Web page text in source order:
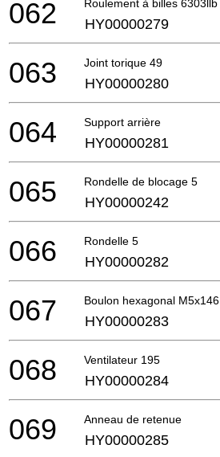
Roulement à billes 6303llb
062 HY00000279
Joint torique 49
063 HY00000280
Support arrière
064 HY00000281
Rondelle de blocage 5
065 HY00000242
Rondelle 5
066 HY00000282
Boulon hexagonal M5x146
067 HY00000283
Ventilateur 195
068 HY00000284
Anneau de retenue
069 HY00000285